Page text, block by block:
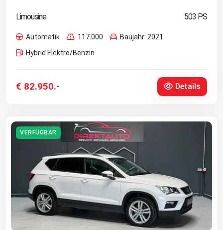
Limousine 503 PS
Automatik 117.000
Baujahr: 2021
Hybrid Elektro/Benzin
€ 82.950.- Details
VERFÜGBAR